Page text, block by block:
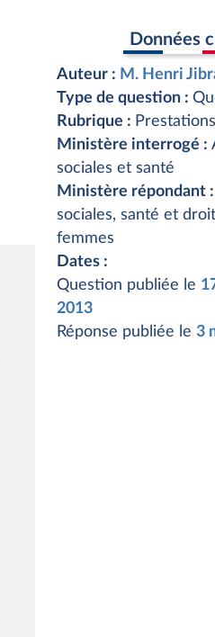
Données
Auteur : M. Henri
Type de question :
Rubrique :
Ministère interrogé :
sociales et santé
Ministère répondant :
sociales, santé et
femmes
Dates :
Question publiée le
2013
Réponse publiée le 3